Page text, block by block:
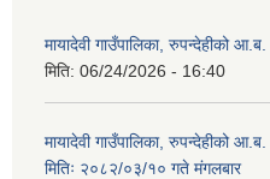
मायादेवी गाउँपालिका, रुपन्देहीको
मिति: 06/24/2026 - 16:40
मायादेवी गाउँपालिका, रुपन्देहीको
मितिः २०८२/०३/१० गते मंगलबार